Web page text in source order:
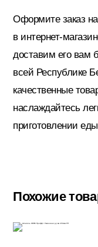
Электрика
Оформите заказ
в интернет-
доставим его вам
всей Республике
качественные
наслаждайтесь
приготовлении
Похожие